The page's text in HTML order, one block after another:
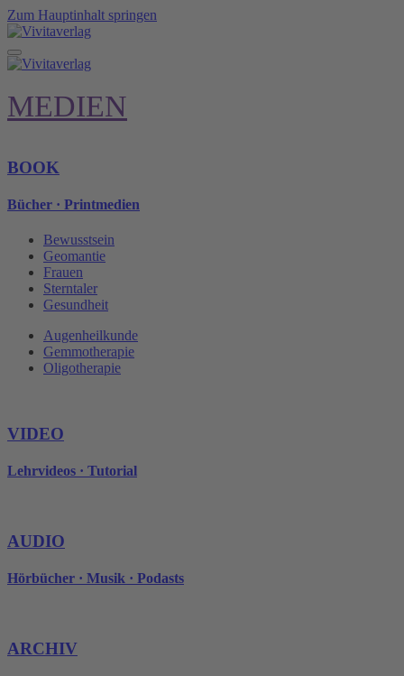
Zum Hauptinhalt springen
MEDIEN
BOOK
Bücher · Printmedien
Bewusstsein
Geomantie
Frauen
Sterntaler
Gesundheit
Augenheilkunde
Gemmotherapie
Oligotherapie
VIDEO
Lehrvideos · Tutorial
AUDIO
Hörbücher · Musik · Podasts
ARCHIV